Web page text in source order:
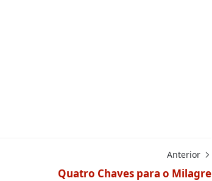
Anterior
Quatro Chaves para o Milagre